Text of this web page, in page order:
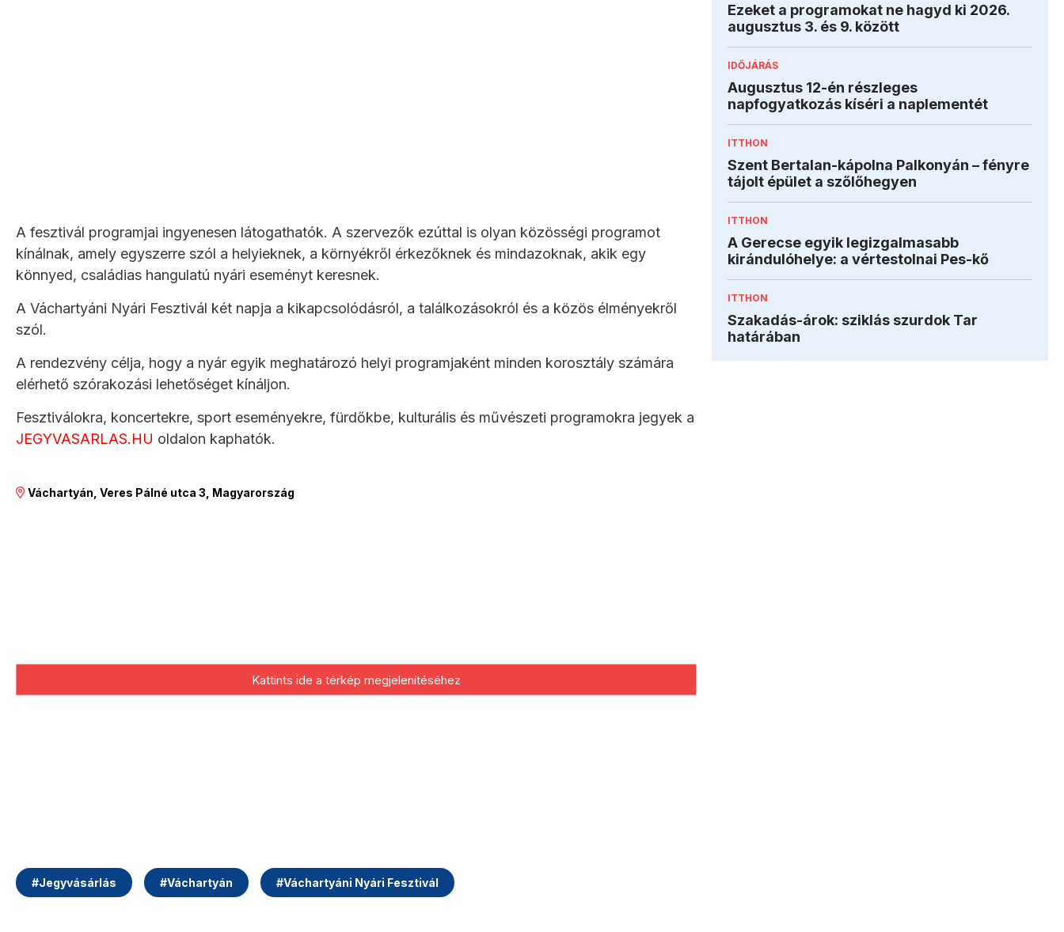
A fesztivál programjai ingyenesen látogathatók. A szervezők ezúttal is olyan közösségi programot
kínálnak, amely egyszerre szól a helyieknek, a környékről érkezőknek és mindazoknak, akik egy
könnyed, családias hangulatú nyári eseményt keresnek.
A Váchartyáni Nyári Fesztivál két napja a kikapcsolódásról, a találkozásokról és a közös élményekről
szól.
A rendezvény célja, hogy a nyár egyik meghatározó helyi programjaként minden korosztály számára
elérhető szórakozási lehetőséget kínáljon.
Fesztiválokra, koncertekre, sport eseményekre, fürdőkbe, kulturális és művészeti programokra jegyek a
JEGYVASARLAS.HU oldalon kaphatók.
Váchartyán, Veres Pálné utca 3, Magyarország
Kattints ide a térkép megjelenítéséhez
#Jegyvásárlás #Váchartyán #Váchartyáni Nyári Fesztivál
Ezeket a programokat ne hagyd ki 2026.
augusztus 3. és 9. között
IDŐJÁRÁS
Augusztus 12-én részleges
napfogyatkozás kíséri a naplementét
ITTHON
Szent Bertalan-kápolna Palkonyán – fényre
tájolt épület a szőlőhegyen
ITTHON
A Gerecse egyik legizgalmasabb
kirándulóhelye: a vértestolnai Pes-kő
ITTHON
Szakadás-árok: sziklás szurdok Tar
határában